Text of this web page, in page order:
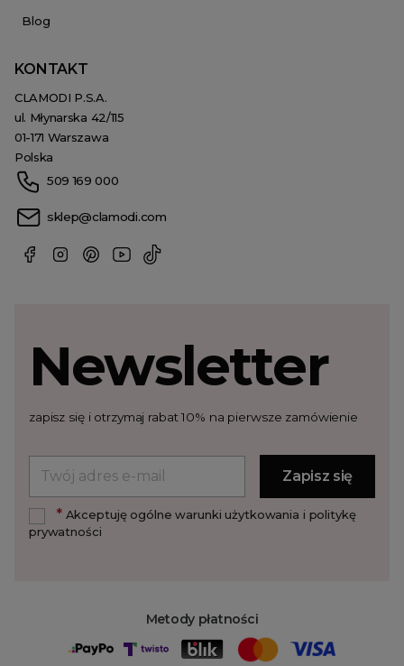
Blog
KONTAKT
CLAMODI P.S.A.
ul. Młynarska 42/115
01-171 Warszawa
Polska
509 169 000
sklep@clamodi.com
Metody płatności
Newsletter
zapisz się i otrzymaj rabat 10% na pierwsze zamówienie
*Akceptuję ogólne warunki użytkowania i politykę
prywatności